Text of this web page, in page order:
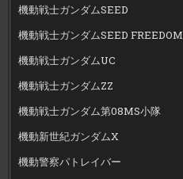
機動戦士ガンダムSEED
機動戦士ガンダムSEED FREEDOM
機動戦士ガンダムUC
機動戦士ガンダムZZ
機動戦士ガンダム第08MS小隊
機動新世紀ガンダムX
機動警察パトレイバー